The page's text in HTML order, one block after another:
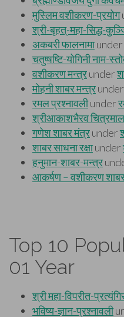
Top 10
01 Year